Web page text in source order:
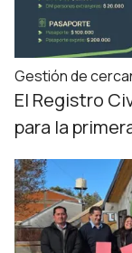
Gestión de
El Registro
para la